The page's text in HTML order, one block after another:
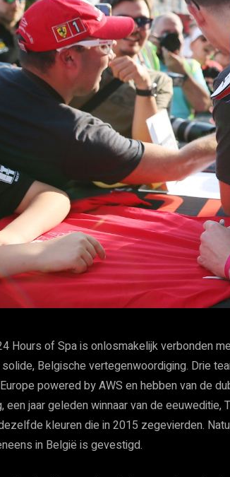
Hours of Spa is onlosmakelijk verbonden
Belgische vertegenwoordiging. Drie
powered by AWS en hebben van de
een jaar geleden winnaar van de eeuweditie,
kleuren die in 2015 zegevierden.
in België is gevestigd.